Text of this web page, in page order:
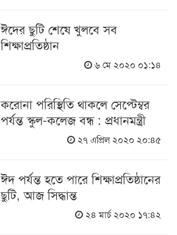
ঈদের ছুটি শেষে খুলবে সব
শিক্ষাপ্রতিষ্ঠান
৬ মে ২০২০ ০১:১৪
করোনা পরিস্থিতি থাকলে সেপ্টেম্বর
পর্যন্ত স্কুল-কলেজ বন্ধ : প্রধানমন্ত্রী
২৭ এপ্রিল ২০২০ ২০:৪৫
ঈদ পর্যন্ত হতে পারে শিক্ষাপ্রতিষ্ঠানের
ছুটি, আজ সিদ্ধান্ত
২৪ মার্চ ২০২০ ১৭:৪২